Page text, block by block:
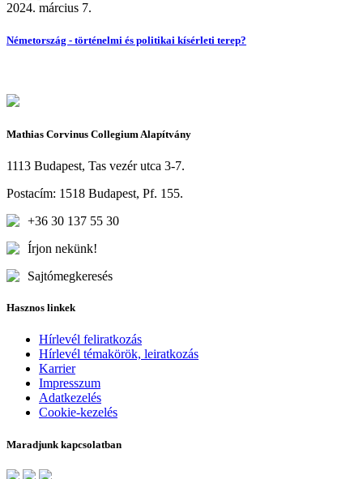
2024. március 7.
Németország - történelmi és politikai kísérleti terep?
Mathias Corvinus Collegium Alapítvány
1113 Budapest, Tas vezér utca 3-7.
Postacím: 1518 Budapest, Pf. 155.
+36 30 137 55 30
Írjon nekünk!
Sajtómegkeresés
Hasznos linkek
Hírlevél feliratkozás
Hírlevél témakörök, leiratkozás
Karrier
Impresszum
Adatkezelés
Cookie-kezelés
Maradjunk kapcsolatban